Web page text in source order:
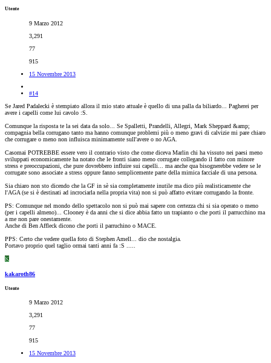
Utente
9 Marzo 2012
3,291
77
915
15 Novembre 2013
#14
Se Jared Padalecki è stempiato allora il mio stato attuale è quello di una palla da biliardo... Pagherei per
avere i capelli come lui cavolo :S.
Comunque la risposta te la sei data da solo... Se Spalletti, Prandelli, Allegri, Mark Sheppard &amp;
compagnia bella corrugano tanto ma hanno comunque problemi più o meno gravi di calvizie mi pare chiaro
che corrugare o meno non influisca minimamente sull'avere o no AGA.
Casomai POTREBBE essere vero il contrario visto che come diceva Marlin chi ha vissuto nei paesi meno
sviluppati economicamente ha notato che le fronti siano meno corrugate collegando il fatto con minore
stress e preoccupazioni, che pure dovrebbero influire sui capelli... ma anche qua bisognerebbe vedere se le
corrugate sono associate a stress oppure fanno semplicemente parte della mimica facciale di una persona.
Sia chiaro non sto dicendo che la GF in sè sia completamente inutile ma dico più realisticamente che
l'AGA (se si è destinati ad incrociarla nella propria vita) non si può affatto evitare corrugando la fronte.
PS: Comunque nel mondo dello spettacolo non si può mai sapere con certezza chi si sia operato o meno
(per i capelli almeno)... Clooney è da anni che si dice abbia fatto un trapianto o che porti il parrucchino ma
a me non pare onestamente.
Anche di Ben Affleck dicono che porti il parruchino o MACE.
PPS: Certo che vedere quella foto di Stephen Amell... dio che nostalgia.
Portavo proprio quel taglio ormai tanti anni fa :S .....
K
kakaroth86
Utente
9 Marzo 2012
3,291
77
915
15 Novembre 2013